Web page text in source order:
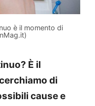
è il momento di
È il
di
cause e